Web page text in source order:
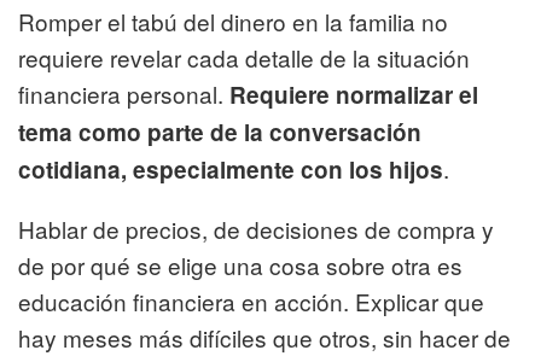
Romper el tabú del dinero en la familia no
requiere revelar cada detalle de la situación
financiera personal. Requiere normalizar el
tema como parte de la conversación
cotidiana, especialmente con los hijos.
Hablar de precios, de decisiones de compra y
de por qué se elige una cosa sobre otra es
educación financiera en acción. Explicar que
hay meses más difíciles que otros, sin hacer de